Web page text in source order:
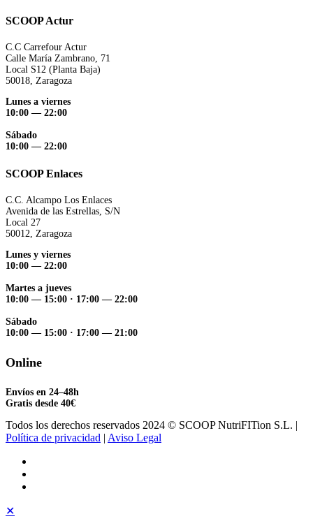
SCOOP Actur
C.C Carrefour Actur
Calle María Zambrano, 71
Local S12 (Planta Baja)
50018, Zaragoza
Lunes a viernes
10:00 — 22:00
Sábado
10:00 — 22:00
SCOOP Enlaces
C.C. Alcampo Los Enlaces
Avenida de las Estrellas, S/N
Local 27
50012, Zaragoza
Lunes y viernes
10:00 — 22:00
Martes a jueves
10:00 — 15:00 · 17:00 — 22:00
Sábado
10:00 — 15:00 · 17:00 — 21:00
Online
Envíos en 24–48h
Gratis desde 40€
Todos los derechos reservados 2024 © SCOOP NutriFITion S.L. |
Política de privacidad | Aviso Legal
✕